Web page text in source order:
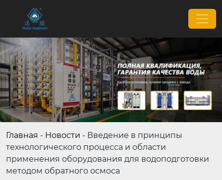
Главная - Новости - Введение в принципы
технологического процесса и области
применения оборудования для водоподготовки
методом обратного осмоса